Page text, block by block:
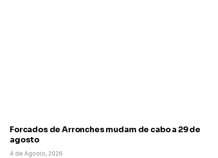
Forcados de Arronches mudam de cabo a 29 de
agosto
4 de Agosto, 2026